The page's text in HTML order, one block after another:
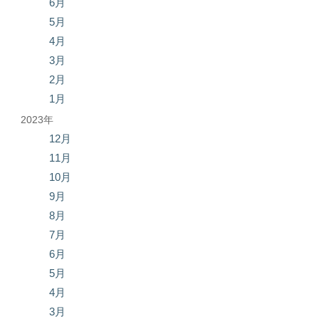
6月
5月
4月
3月
2月
1月
2023年
12月
11月
10月
9月
8月
7月
6月
5月
4月
3月